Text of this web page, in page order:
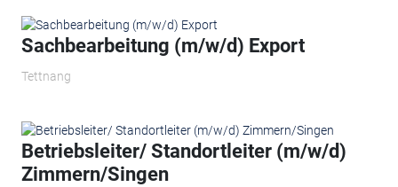
Sachbearbeitung (m/w/d) Export
Tettnang
Betriebsleiter/ Standortleiter (m/w/d)
Zimmern/Singen